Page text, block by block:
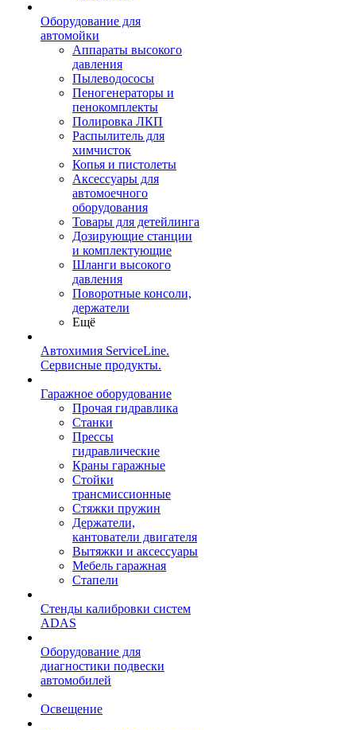
Оборудование для
автомойки
Аппараты высокого
давления
Пылеводососы
Пеногенераторы и
пенокомплекты
Полировка ЛКП
Распылитель для
химчисток
Копья и пистолеты
Аксессуары для
автомоечного
оборудования
Товары для детейлинга
Дозирующие станции
и комплектующие
Шланги высокого
давления
Поворотные консоли,
держатели
Ещё
Автохимия ServiceLine.
Сервисные продукты.
Гаражное оборудование
Прочая гидравлика
Станки
Прессы
гидравлические
Краны гаражные
Стойки
трансмиссионные
Стяжки пружин
Держатели,
кантователи двигателя
Вытяжки и аксессуары
Мебель гаражная
Стапели
Стенды калибровки систем
ADAS
Оборудование для
диагностики подвески
автомобилей
Освещение